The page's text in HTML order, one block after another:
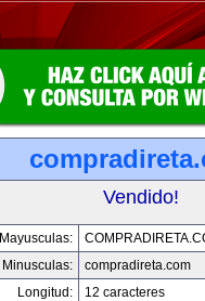
Vendido!
Mayusculas:
Minusculas:
compradireta.com
Longitud:
12 caracteres